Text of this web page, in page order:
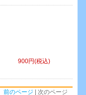
900円(税込)
前のページ | 次のページ